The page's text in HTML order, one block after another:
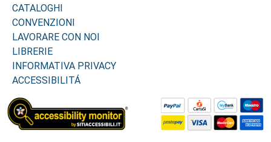
CATALOGHI
CONVENZIONI
LAVORARE CON NOI
LIBRERIE
INFORMATIVA PRIVACY
ACCESSIBILITÁ